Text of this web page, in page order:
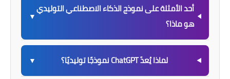
أحد الأمثلة على نموذج الذكاء الاصطناعي التوليدي
هو ماذا؟
▼
لماذا يُعدّ ChatGPT نموذجًا توليديًا؟ ▼